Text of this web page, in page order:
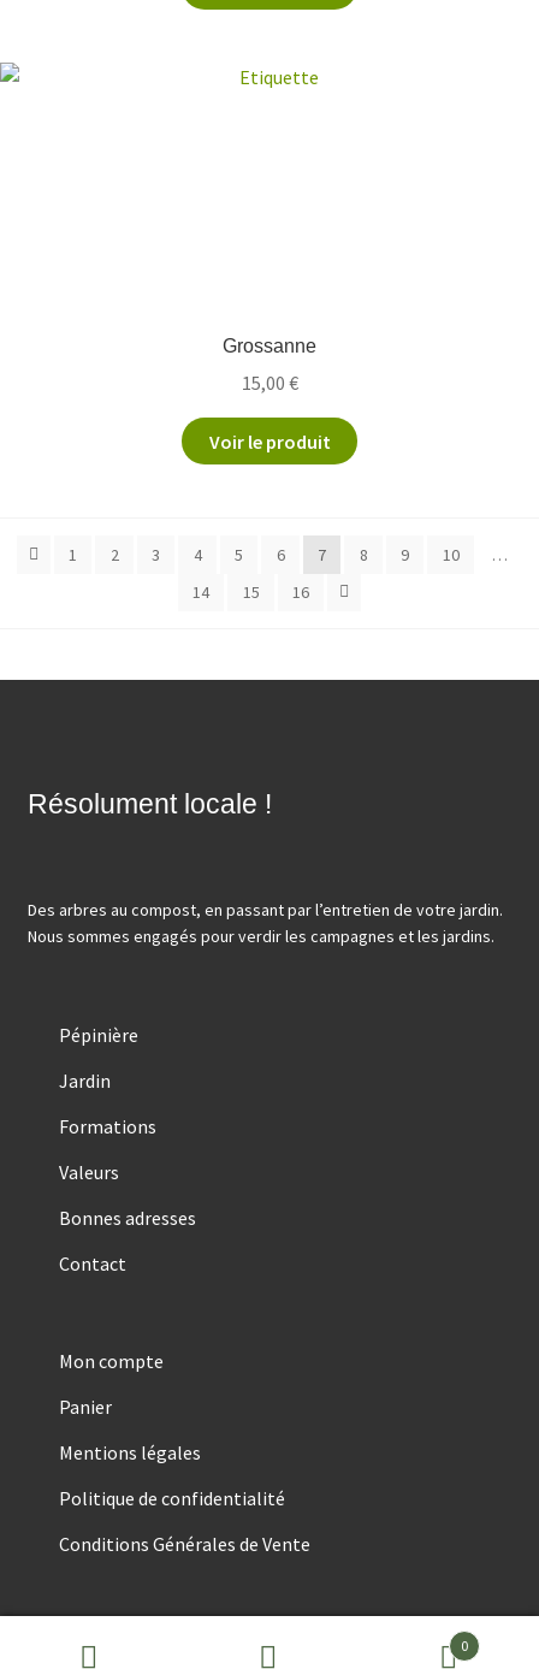
Grossanne
15,00 €
Voir le produit
1 2 3 4 5 6 7 8 9 10
…
14
15 16
Résolument locale !
Des arbres au compost, en passant par l’entretien de votre jardin.
Nous sommes engagés pour verdir les campagnes et les jardins.
Pépinière
Jardin
Formations
Valeurs
Bonnes adresses
Contact
Mon compte
Panier
Mentions légales
Politique de confidentialité
Conditions Générales de Vente
0